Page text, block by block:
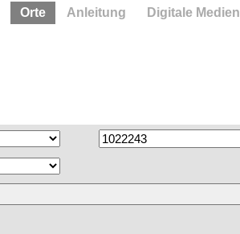
Orte Anleitung Digitale Medien